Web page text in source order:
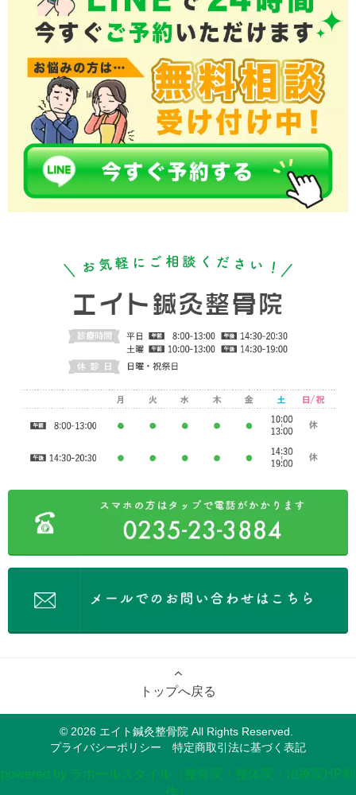
トップへ戻る
© 2026 エイト鍼灸整骨院 All Rights Reserved.
プライバシーポリシー
特定商取引法に基づく表記
powered by ラポールスタイル（整骨院・整体院・治療院HP制
作）